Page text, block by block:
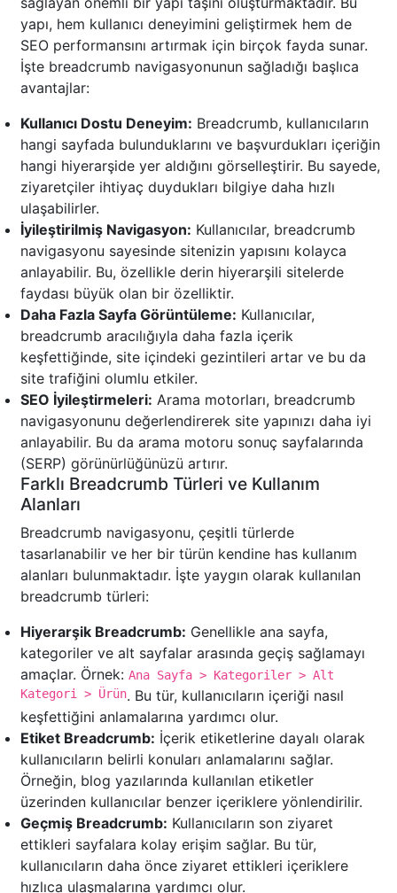
yapı, hem kullanıcı deneyimini geliştirmek hem de
SEO performansını artırmak için birçok fayda sunar.
İşte breadcrumb navigasyonunun sağladığı başlıca
avantajlar:
Kullanıcı Dostu Deneyim: Breadcrumb, kullanıcıların
hangi sayfada bulunduklarını ve başvurdukları içeriğin
hangi hiyerarşide yer aldığını görselleştirir. Bu sayede,
ziyaretçiler ihtiyaç duydukları bilgiye daha hızlı
ulaşabilirler.
İyileştirilmiş Navigasyon: Kullanıcılar, breadcrumb
navigasyonu sayesinde sitenizin yapısını kolayca
anlayabilir. Bu, özellikle derin hiyerarşili sitelerde
faydası büyük olan bir özelliktir.
Daha Fazla Sayfa Görüntüleme: Kullanıcılar,
breadcrumb aracılığıyla daha fazla içerik
keşfettiğinde, site içindeki gezintileri artar ve bu da
site trafiğini olumlu etkiler.
SEO İyileştirmeleri: Arama motorları, breadcrumb
navigasyonunu değerlendirerek site yapınızı daha iyi
anlayabilir. Bu da arama motoru sonuç sayfalarında
(SERP) görünürlüğünüzü artırır.
Farklı Breadcrumb Türleri ve Kullanım
Alanları
Breadcrumb navigasyonu, çeşitli türlerde
tasarlanabilir ve her bir türün kendine has kullanım
alanları bulunmaktadır. İşte yaygın olarak kullanılan
breadcrumb türleri:
Hiyerarşik Breadcrumb: Genellikle ana sayfa,
kategoriler ve alt sayfalar arasında geçiş sağlamayı
amaçlar. Örnek: Ana Sayfa > Kategoriler > Alt
Kategori > Ürün. Bu tür, kullanıcıların içeriği nasıl
keşfettiğini anlamalarına yardımcı olur.
Etiket Breadcrumb: İçerik etiketlerine dayalı olarak
kullanıcıların belirli konuları anlamalarını sağlar.
Örneğin, blog yazılarında kullanılan etiketler
üzerinden kullanıcılar benzer içeriklere yönlendirilir.
Geçmiş Breadcrumb: Kullanıcıların son ziyaret
ettikleri sayfalara kolay erişim sağlar. Bu tür,
kullanıcıların daha önce ziyaret ettikleri içeriklere
hızlıca ulaşmalarına yardımcı olur.